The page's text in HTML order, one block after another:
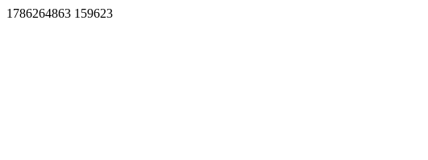
1786264863 159623